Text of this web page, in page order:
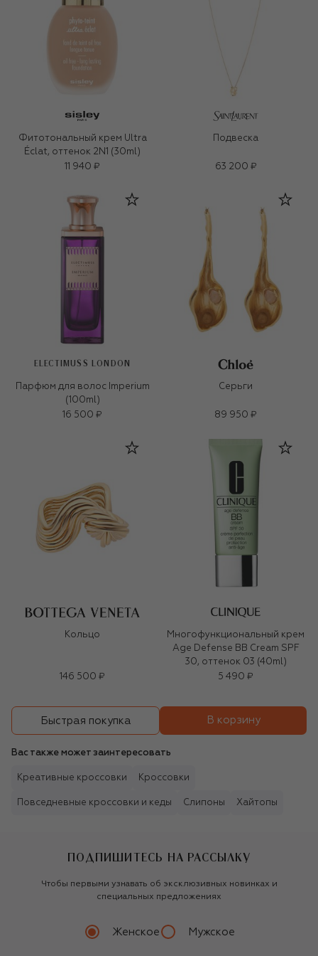
Фитотональный крем Ultra
Éclat, оттенок 2N1 (30ml)
11 940 ₽
Подвеска
63 200 ₽
ELECTIMUSS LONDON
Парфюм для волос Imperium
(100ml)
16 500 ₽
Серьги
89 950 ₽
Кольцо
146 500 ₽
Многофункциональный крем
Age Defense BB Cream SPF
30, оттенок 03 (40ml)
5 490 ₽
Быстрая покупка В корзину
Вас также может заинтересовать
Креативные кроссовки Кроссовки
Повседневные кроссовки и кеды Слипоны Хайтопы
ПОДПИШИТЕСЬ НА РАССЫЛКУ
Чтобы первыми узнавать об эксклюзивных новинках и
специальных предложениях
Женское Мужское